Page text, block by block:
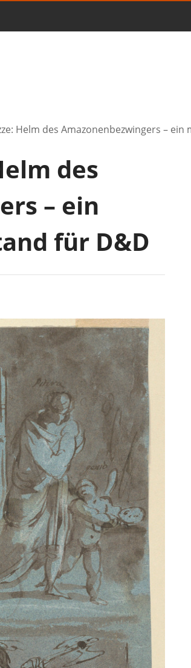
Helm des Amazonenbezwingers –
des
– ein
für D&D